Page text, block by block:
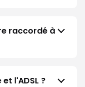
raccordé à
l'ADSL ?